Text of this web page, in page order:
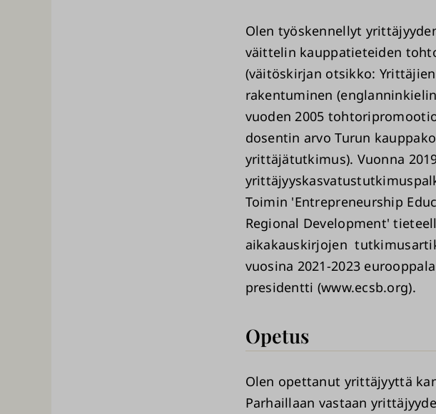
Olen työskennellyt
väittelin kauppatieteiden
(väitöskirjan otsikko:
rakentuminen
vuoden 2005
dosentin arvo Turun
yrittäjätutkimus). Vuonna
Toimin 'Entrepreneurship
Regional Development'
aikakauskirjojen
vuosina 2021-2023
presidentti (www.ecsb.org).
Opetus
Olen opettanut yrittäjyyttä
Parhaillaan vastaan